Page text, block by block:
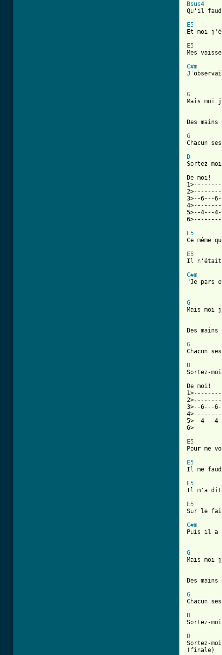
Bsus4
Qu'il
E5
Et moi
E5
Mes
C#m
G
Mais moi
Des
G
Chacun
D
De
3>--6---
5>--4---
E5
Ce
E5
Il n'était
C#m
"Je pars
G
Mais moi
Des
G
Chacun
D
Sortez-
De
3>--6---
5>--4---
E5
Pour me
E5
Il me
E5
Il m'a dit
E5
Sur le
C#m
Puis il a
G
Mais moi
Des
G
Chacun
D
Sortez-
D
Sortez-